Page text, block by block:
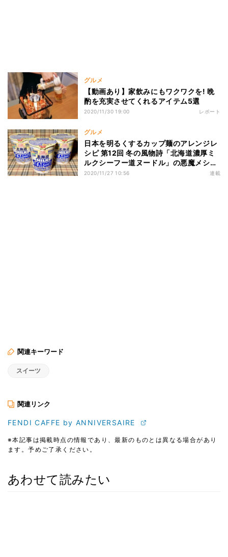
グルメ
【動画あり】家飲みにもワクワクを! 晩
酌を充実させてくれるアイテム5選
2020/11/30 19:00 レポート
グルメ
日本を明るくするカップ麺のアレンジレ
シピ 第12回 冬の風物詩「北海道濃厚ミ
ルクシーフー道ヌードル」の悪魔メシレ
シピ3選
2020/11/27 10:56 連載
関連キーワード
スイーツ
関連リンク
FENDI CAFFE by ANNIVERSAIRE
※本記事は掲載時点の情報であり、最新のものとは異なる場合があり
ます。予めご了承ください。
あわせて読みたい